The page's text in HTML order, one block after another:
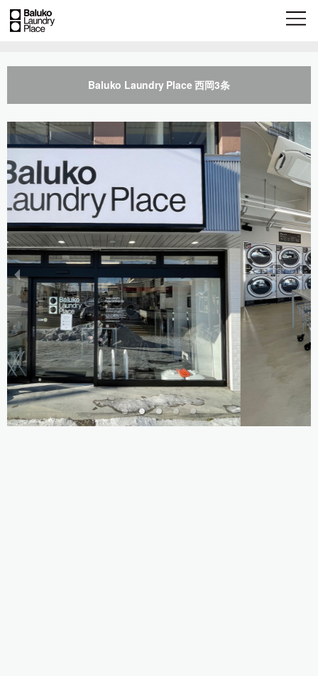
Baluko Laundry Place 西岡3条